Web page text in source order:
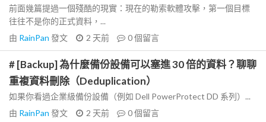
前面幾篇提過一個殘酷的現實：現在的勒索軟體攻擊，第一個目標
往往不是你的正式資料，...
由 RainPan 發文 2 天前 0個留言
# [Backup] 為什麼備份設備可以塞進 30 倍的資料？聊聊
重複資料刪除（Deduplication）
如果你看過企業級備份設備（例如 Dell PowerProtect DD 系列）...
由 RainPan 發文 2 天前 0個留言